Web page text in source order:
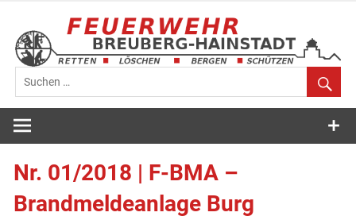
springen
Feuerwehr
Breuberg-
Hainstadt
Nr. 01/2018 | F-BMA –
Brandmeldeanlage Burg